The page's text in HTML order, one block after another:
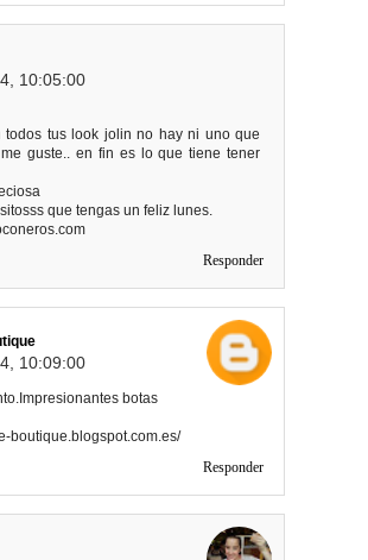
10:05:00
todos tus look jolin no hay ni uno que
guste.. en fin es lo que tiene tener
que tengas un feliz lunes.
Responder
10:09:00
botas
boutique.blogspot.com.es/
Responder